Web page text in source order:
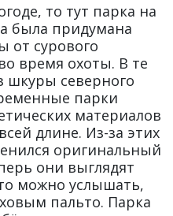
то тут парка на
была придумана
от сурового
время охоты. В те
шкуры северного
парки
материалов
длине. Из-за этих
оригинальный
они выглядят
можно услышать,
пальто. Парка